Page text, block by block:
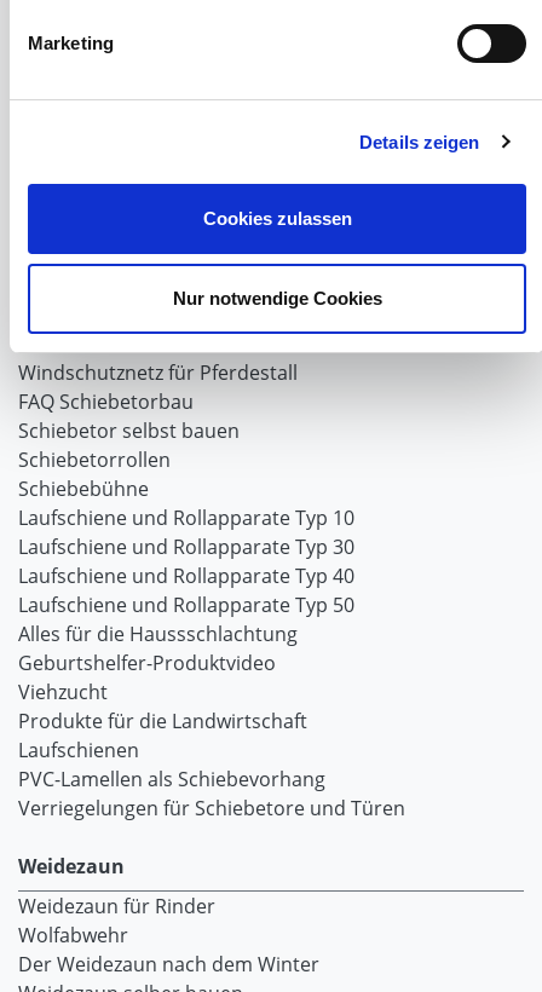
Marketing
Details zeigen
Cookies zulassen
Nur notwendige Cookies
Windnetzrecher
Windschutznetze für Carports und Terrassen
Planenhauben für Unterstände
Hofbedarf
Windschutznetz für Pferdestall
FAQ Schiebetorbau
Schiebetor selbst bauen
Schiebetorrollen
Schiebebühne
Laufschiene und Rollapparate Typ 10
Laufschiene und Rollapparate Typ 30
Laufschiene und Rollapparate Typ 40
Laufschiene und Rollapparate Typ 50
Alles für die Haussschlachtung
Geburtshelfer-Produktvideo
Viehzucht
Produkte für die Landwirtschaft
Laufschienen
PVC-Lamellen als Schiebevorhang
Verriegelungen für Schiebetore und Türen
Weidezaun
Weidezaun für Rinder
Wolfabwehr
Der Weidezaun nach dem Winter